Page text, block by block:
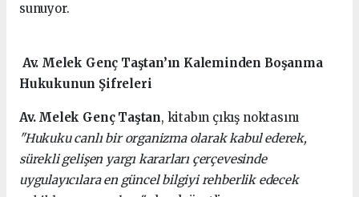
sunuyor.
Av. Melek Genç Taştan’ın Kaleminden Boşanma
Hukukunun Şifreleri
Av. Melek Genç Taştan, kitabın çıkış noktasını
"Hukuku canlı bir organizma olarak kabul ederek,
sürekli gelişen yargı kararları çerçevesinde
uygulayıcılara en güncel bilgiyi rehberlik edecek